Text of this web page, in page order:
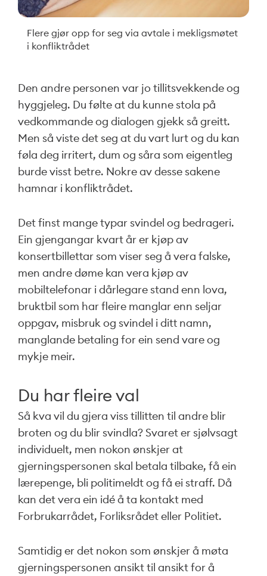
Flere gjør opp for seg via avtale i mekligsmøtet
i konfliktrådet
Den andre personen var jo tillitsvekkende og
hyggjeleg. Du følte at du kunne stola på
vedkommande og dialogen gjekk så greitt.
Men så viste det seg at du vart lurt og du kan
føla deg irritert, dum og såra som eigentleg
burde visst betre. Nokre av desse sakene
hamnar i konfliktrådet.
Det finst mange typar svindel og bedrageri.
Ein gjengangar kvart år er kjøp av
konsertbillettar som viser seg å vera falske,
men andre døme kan vera kjøp av
mobiltelefonar i dårlegare stand enn lova,
bruktbil som har fleire manglar enn seljar
oppgav, misbruk og svindel i ditt namn,
manglande betaling for ein send vare og
mykje meir.
Du har fleire val
Så kva vil du gjera viss tillitten til andre blir
broten og du blir svindla? Svaret er sjølvsagt
individuelt, men nokon ønskjer at
gjerningspersonen skal betala tilbake, få ein
lærepenge, bli politimeldt og få ei straff. Då
kan det vera ein idé å ta kontakt med
Forbrukarrådet, Forliksrådet eller Politiet.
Samtidig er det nokon som ønskjer å møta
gjerningspersonen ansikt til ansikt for å